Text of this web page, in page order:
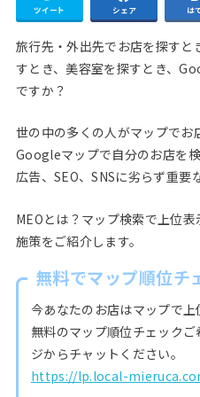
ツイート シェア は
旅行先・外出先でお店を探すと
すとき、美容室を探すとき、
ですか？
世の中の多くの人がマップでお
Googleマップで自分のお店を
広告、SEO、SNSに劣らず重要
MEOとは？マップ検索で上位
施策をご紹介します。
無料でマップ順位チ
今あなたのお店はマップで
無料のマップ順位チェック
ジからチャットください。
https://lp.local-